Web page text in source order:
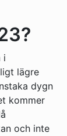
i
lägre
dygn
kommer
och inte